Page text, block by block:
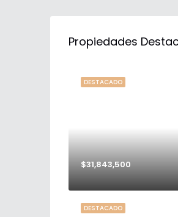
Propiedades
DESTACADO
$31,843,500
DESTACADO